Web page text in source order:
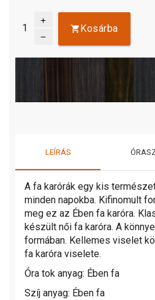
add
remove
Kosárba
LEÍRÁS
A fa karórák egy kis
minden napokba. Kifinomult
meg ez az Ében fa karóra.
készült női fa karóra. A
formában. Kellemes viselet
fa karóra viselete.
Óra tok anyag: Ében fa
Szíj anyag: Ében fa